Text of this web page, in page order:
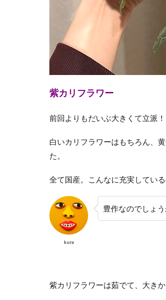
紫カリフラワー
前回よりもだいぶ大きくて立派！
白いカリフラワーはもちろん、
た。
全て国産。こんなに充実してい
kura
豊作なのでしょう
紫カリフラワーは茹でて、大き